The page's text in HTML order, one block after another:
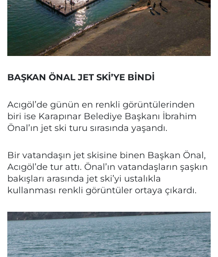
BAŞKAN ÖNAL JET SKİ’YE BİNDİ
Acıgöl’de günün en renkli görüntülerinden
biri ise Karapınar Belediye Başkanı İbrahim
Önal’ın jet ski turu sırasında yaşandı.
Bir vatandaşın jet skisine binen Başkan Önal,
Acıgöl’de tur attı. Önal’ın vatandaşların şaşkın
bakışları arasında jet ski’yi ustalıkla
kullanması renkli görüntüler ortaya çıkardı.